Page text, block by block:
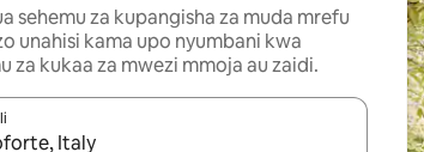
sehemu za kupangisha za muda mrefu
unahisi kama upo nyumbani kwa
za kukaa za mwezi mmoja au zaidi.
matokeo yanapatikana, vinjari kwa kutumia vitufe